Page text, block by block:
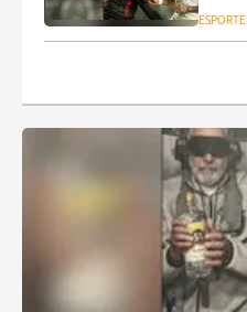
ESPORTE